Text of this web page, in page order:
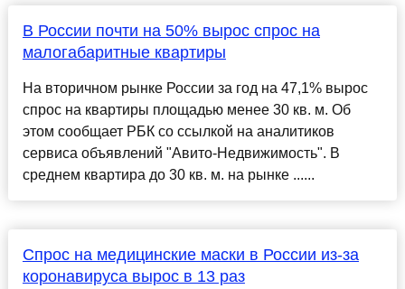
В России почти на 50% вырос спрос на
малогабаритные квартиры
На вторичном рынке России за год на 47,1% вырос
спрос на квартиры площадью менее 30 кв. м. Об
этом сообщает РБК со ссылкой на аналитиков
сервиса объявлений "Авито-Недвижимость". В
среднем квартира до 30 кв. м. на рынке ......
Спрос на медицинские маски в России из-за
коронавируса вырос в 13 раз